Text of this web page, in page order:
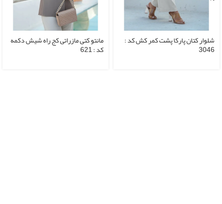
شلوار کتان پارکا پشت کمر کش کد :
3046
مانتو کتی مازراتی کج راه شیش دکمه
کد : 621